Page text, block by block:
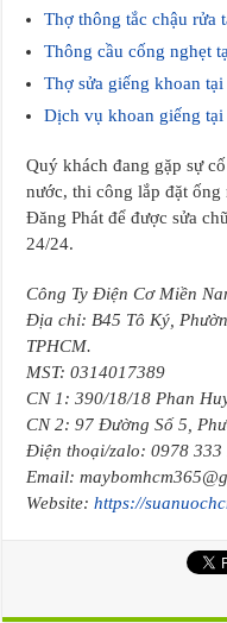
Thợ thông tắc chậu rửa
Thông cầu cống nghẹt
Thợ sửa giếng khoan
Dịch vụ khoan giếng
Quý khách đang gặp sự
nước, thi công lắp đặt
Đăng Phát để được sửa
24/24.
Công Ty Điện Cơ Miền
Địa chỉ: B45 Tô Ký,
TPHCM.
MST: 0314017389
CN 1: 390/18/18 Phan
CN 2: 97 Đường Số 5,
Điện thoại/zalo: 0978 333
Email:
Website:https://